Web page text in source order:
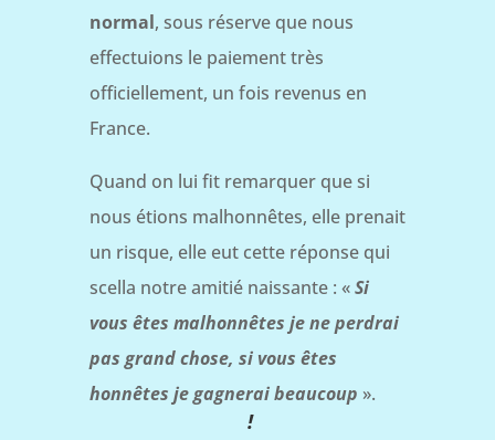
normal, sous réserve que nous
effectuions le paiement très
officiellement, un fois revenus en
France.
Quand on lui fit remarquer que si
nous étions malhonnêtes, elle prenait
un risque, elle eut cette réponse qui
scella notre amitié naissante : «Si
vous êtes malhonnêtes je ne perdrai
pas grand chose, si vous êtes
honnêtes je gagnerai beaucoup ».
!